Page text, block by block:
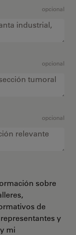
opcional
opcional
opcional
sobre
de
y
mi